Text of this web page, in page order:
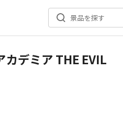
景品を探す
デミア THE EVIL